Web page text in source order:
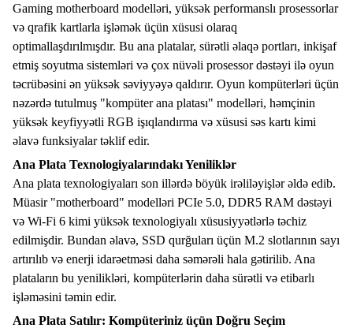
Gaming motherboard modelləri, yüksək performanslı prosessorlar
və qrafik kartlarla işləmək üçün xüsusi olaraq
optimallaşdırılmışdır. Bu ana platalar, sürətli əlaqə portları, inkişaf
etmiş soyutma sistemləri və çox nüvəli prosessor dəstəyi ilə oyun
təcrübəsini ən yüksək səviyyəyə qaldırır. Oyun kompüterləri üçün
nəzərdə tutulmuş "kompüter ana platası" modelləri, həmçinin
yüksək keyfiyyətli RGB işıqlandırma və xüsusi səs kartı kimi
əlavə funksiyalar təklif edir.
Ana Plata Texnologiyalarındakı Yeniliklər
Ana plata texnologiyaları son illərdə böyük irəliləyişlər əldə edib.
Müasir "motherboard" modelləri PCIe 5.0, DDR5 RAM dəstəyi
və Wi-Fi 6 kimi yüksək texnologiyalı xüsusiyyətlərlə təchiz
edilmişdir. Bundan əlavə, SSD qurğuları üçün M.2 slotlarının sayı
artırılıb və enerji idarəetməsi daha səmərəli hala gətirilib. Ana
plataların bu yenilikləri, kompüterlərin daha sürətli və etibarlı
işləməsini təmin edir.
Ana Plata Satılır: Kompüteriniz üçün Doğru Seçim